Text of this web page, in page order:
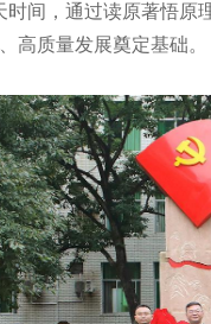
间，通过读原著悟
高质量发展奠定基础。